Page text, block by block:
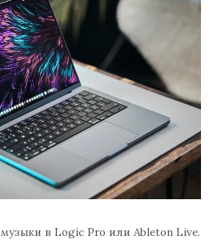
в Logic Pro или Ableton Live.